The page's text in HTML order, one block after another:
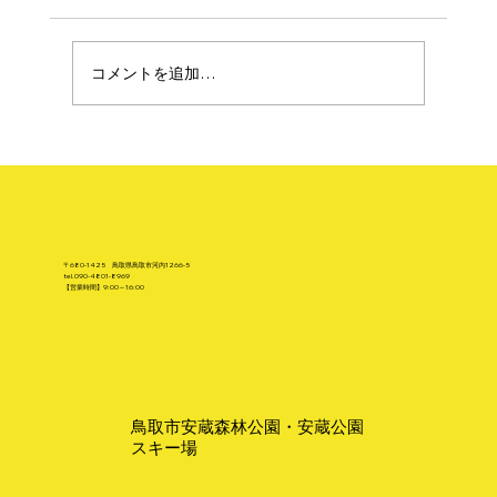
私の好きなモノ・クルマ編
コメントを追加…
〒680-1425 鳥取県鳥取市河内1266-5
tel.090-4801-8969
【営業時間】9:00～16:00
鳥取市安蔵森林公園・安蔵公園
スキー場